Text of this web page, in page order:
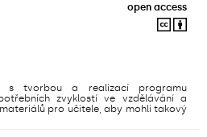
open access
s tvorbou a realizací programu
zvyklostí ve vzdělávání a
pro učitele, aby mohli takový